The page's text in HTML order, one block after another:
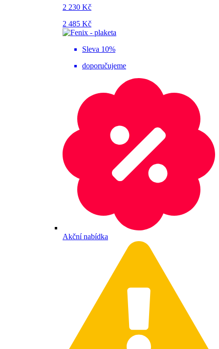
2 230 Kč
2 485 Kč
Sleva 10%
doporučujeme
Akční nabídka